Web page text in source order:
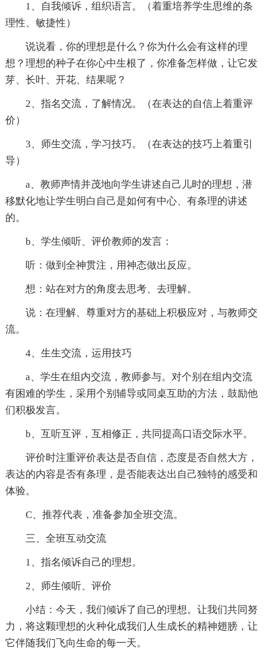
1、自我倾诉，组织语言。（着重培养学生思维的条
理性、敏捷性）
说说看，你的理想是什么？你为什么会有这样的理
想？理想的种子在你心中生根了，你准备怎样做，让它发
芽、长叶、开花、结果呢？
2、指名交流，了解情况。（在表达的自信上着重评
价）
3、师生交流，学习技巧。（在表达的技巧上着重引
导）
a、教师声情并茂地向学生讲述自己儿时的理想，潜
移默化地让学生明白自己是如何有中心、有条理的讲述
的。
b、学生倾听、评价教师的发言：
听：做到全神贯注，用神态做出反应。
想：站在对方的角度去思考、去理解。
说：在理解、尊重对方的基础上积极应对，与教师交
流。
4、生生交流，运用技巧
a、学生在组内交流，教师参与。对个别在组内交流
有困难的学生，采用个别辅导或同桌互助的方法，鼓励他
们积极发言。
b、互听互评，互相修正，共同提高口语交际水平。
评价时注重评价表达是否自信，态度是否自然大方，
表达的内容是否有条理，是否能表达出自己独特的感受和
体验。
C、推荐代表，准备参加全班交流。
三、全班互动交流
1、指名倾诉自己的理想。
2、师生倾听、评价
小结：今天，我们倾诉了自己的理想。让我们共同努
力，将这颗理想的火种化成我们人生成长的精神翅膀，让
它伴随我们飞向生命的每一天。